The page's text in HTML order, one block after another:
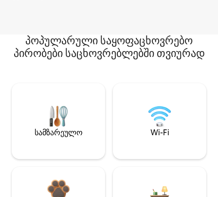
პოპულარული საყოფაცხოვრებო
პირობები საცხოვრებლებში თვიურად
სამზარეულო Wi-Fi